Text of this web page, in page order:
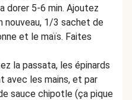
dorer 5-6 min. Ajoutez
nouveau, 1/3 sachet de
et le maïs. Faites
la passata, les épinards
avec les mains, et par
sauce chipotle (ça pique